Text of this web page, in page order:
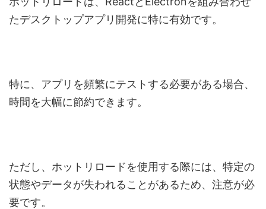
たデスクトップアプリ開発に特に有効です。
特に、アプリを頻繁にテストする必要がある場合、
時間を大幅に節約できます。
ただし、ホットリロードを使用する際には、特定の
状態やデータが失われることがあるため、注意が必
要です。